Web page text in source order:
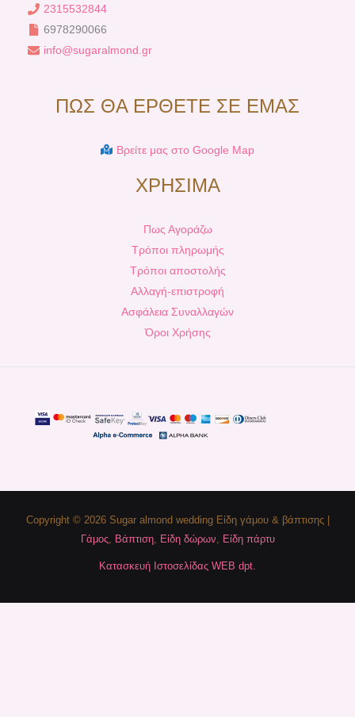
2315532844
6978290066
info@sugaralmond.gr
ΠΩΣ ΘΑ ΕΡΘΕΤΕ ΣΕ ΕΜΑΣ
Βρείτε μας στο Google Map
ΧΡΗΣΙΜΑ
Πως Αγοράζω
Τρόποι πληρωμής
Τρόποι αποστολής
Αλλαγή-επιστροφή
Ασφάλεια Συναλλαγών
Όροι Χρήσης
Copyright © 2026 Sugar almond wedding Είδη γάμου & βάπτισης |
Γάμος, Βάπτιση, Είδη δώρων, Είδη πάρτυ
Κατασκευή Ιστοσελίδας WEB dpt.